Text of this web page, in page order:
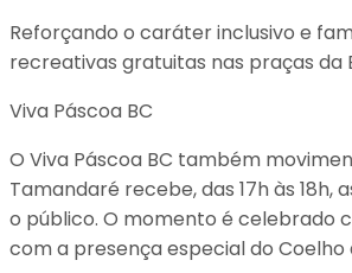
Reforçando o caráter inclusivo e
recreativas gratuitas nas praças da
Viva Páscoa BC
O Viva Páscoa BC também
Tamandaré recebe, das 17h às
o público. O momento é celebrado
com a presença especial do Coelho